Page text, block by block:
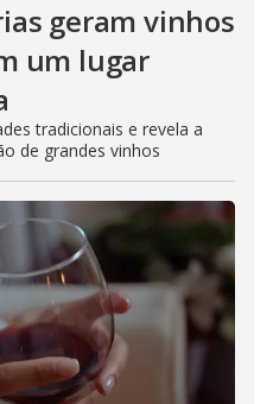
geram vinhos
um lugar
tradicionais e revela a
de grandes vinhos